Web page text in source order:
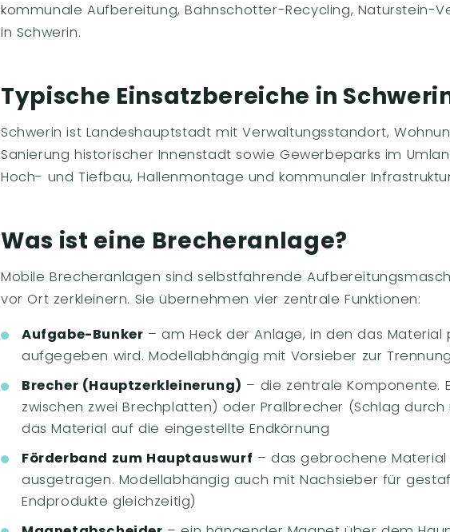
kommunale Aufbereitung, Bahnschotter-Recycling, Naturstein-
in Schwerin.
Typische Einsatzbereiche in
Schwerin ist Landeshauptstadt mit Verwaltungsstandort,
Sanierung historischer Innenstadt sowie Gewerbeparks im
Hoch- und Tiefbau, Hallenmontage und kommunaler
Was ist eine Brecheranlage?
Mobile Brecheranlagen sind selbstfahrende
vor Ort zerkleinern. Sie übernehmen vier zentrale Funktionen:
Aufgabe-Bunker – am Heck der Anlage, in den das
aufgegeben wird. Modellabhängig mit Vorsieber zur
Brecher (Hauptzerkleinerung) – die zentrale Komponente.
zwischen zwei Brechplatten) oder Prallbrecher (Schlag
das Material auf die eingestellte Endkörnung
Förderband zum Hauptauswurf – das gebrochene
ausgetragen. Modellabhängig auch mit Nachsieber für
Endprodukte gleichzeitig)